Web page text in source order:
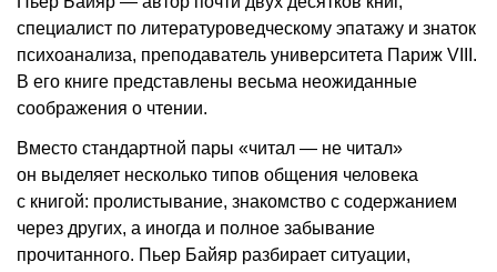
специалист по литературоведческому эпатажу и знаток
психоанализа, преподаватель университета Париж VIII.
В его книге представлены весьма неожиданные
соображения о чтении.
Вместо стандартной пары «читал — не читал»
он выделяет несколько типов общения человека
с книгой: пролистывание, знакомство с содержанием
через других, а иногда и полное забывание
прочитанного. Пьер Байяр разбирает ситуации,